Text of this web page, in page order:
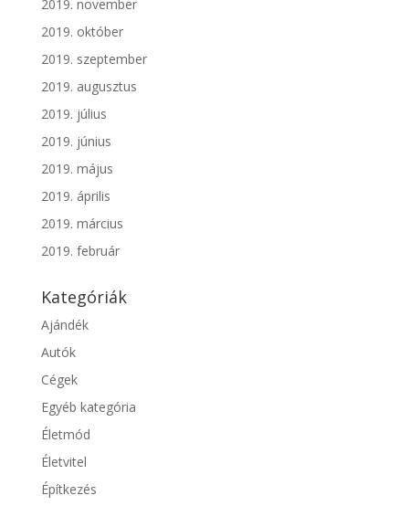
2019. november
2019. október
2019. szeptember
2019. augusztus
2019. július
2019. június
2019. május
2019. április
2019. március
2019. február
Kategóriák
Ajándék
Autók
Cégek
Egyéb kategória
Életmód
Életvitel
Építkezés